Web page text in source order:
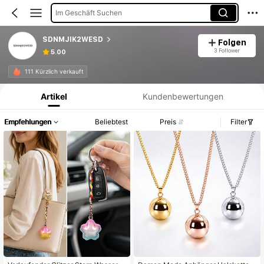
Im Geschäft Suchen
SDNMJIK2WESD
5.00
Folgen
3 Follower
111 Kürzlich verkauft
Produktinformation: Preisangabe, Verkaufs- und Lagerbestandsdetails.
Artikel Kundenbewertungen
Empfehlungen Beliebtest Preis Filter